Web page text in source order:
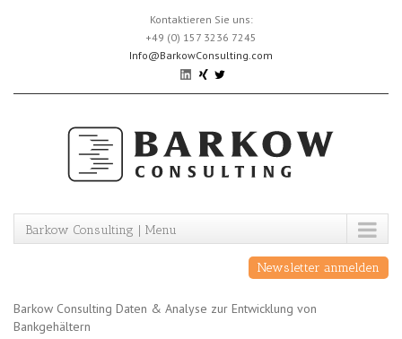
Kontaktieren Sie uns:
+49 (0) 157 3236 7245
Info@BarkowConsulting.com
Barkow Consulting | Menu
Newsletter anmelden
Barkow Consulting Daten & Analyse zur Entwicklung von
Bankgehältern